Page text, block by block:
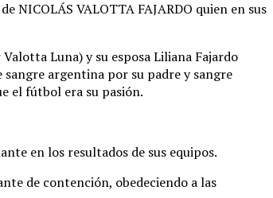
NICOLÁS VALOTTA FAJARDO quien en sus
Luna) y su esposa Liliana Fajardo
argentina por su padre y sangre
el fútbol era su pasión.
en los resultados de sus equipos.
de contención, obedeciendo a las